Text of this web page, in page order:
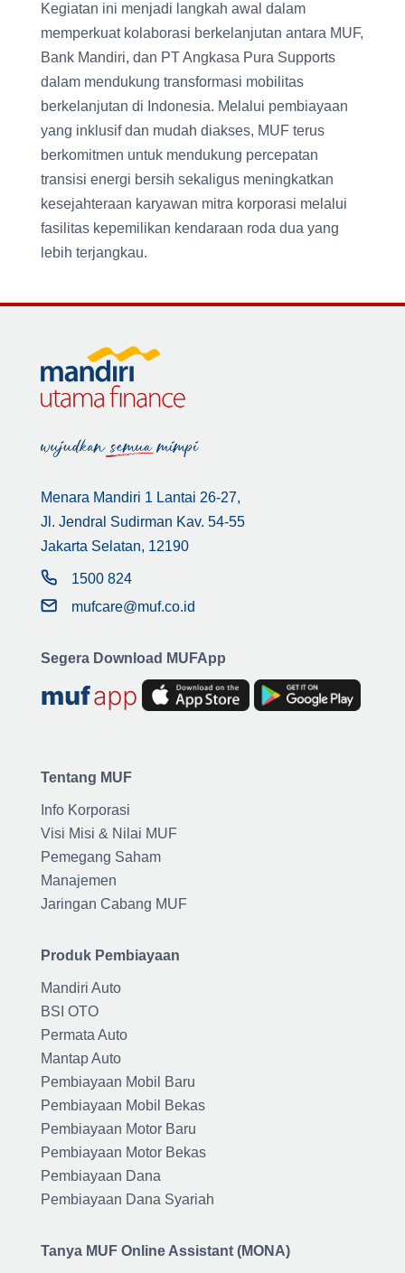
Kegiatan ini menjadi langkah awal dalam
memperkuat kolaborasi berkelanjutan antara MUF,
Bank Mandiri, dan PT Angkasa Pura Supports
dalam mendukung transformasi mobilitas
berkelanjutan di Indonesia. Melalui pembiayaan
yang inklusif dan mudah diakses, MUF terus
berkomitmen untuk mendukung percepatan
transisi energi bersih sekaligus meningkatkan
kesejahteraan karyawan mitra korporasi melalui
fasilitas kepemilikan kendaraan roda dua yang
lebih terjangkau.
Menara Mandiri 1 Lantai 26-27,
Jl. Jendral Sudirman Kav. 54-55
Jakarta Selatan, 12190
1500 824
mufcare@muf.co.id
Segera Download MUFApp
Tentang MUF
Info Korporasi
Visi Misi & Nilai MUF
Pemegang Saham
Manajemen
Jaringan Cabang MUF
Produk Pembiayaan
Mandiri Auto
BSI OTO
Permata Auto
Mantap Auto
Pembiayaan Mobil Baru
Pembiayaan Mobil Bekas
Pembiayaan Motor Baru
Pembiayaan Motor Bekas
Pembiayaan Dana
Pembiayaan Dana Syariah
Tanya MUF Online Assistant (MONA)